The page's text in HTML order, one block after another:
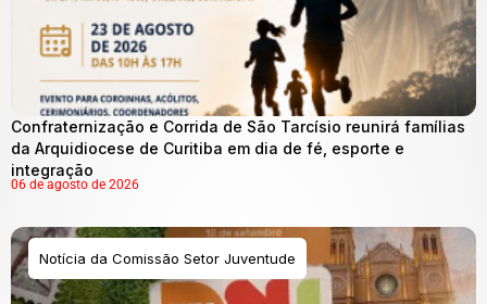
Confraternização e Corrida de São Tarcísio reunirá famílias
da Arquidiocese de Curitiba em dia de fé, esporte e
integração
06 de agosto de 2026
Notícia da Comissão Setor Juventude